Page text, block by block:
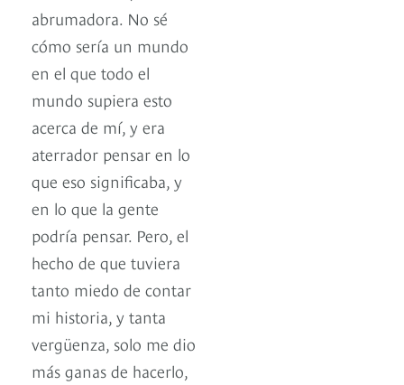
abrumadora. No sé
cómo sería un mundo
en el que todo el
mundo supiera esto
acerca de mí, y era
aterrador pensar en lo
que eso significaba, y
en lo que la gente
podría pensar. Pero, el
hecho de que tuviera
tanto miedo de contar
mi historia, y tanta
vergüenza, solo me dio
más ganas de hacerlo,